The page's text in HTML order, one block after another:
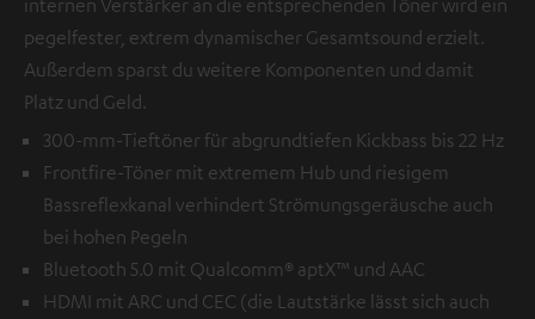
pegelfester, extrem dynamischer Gesamtsound erzielt.
Außerdem sparst du weitere Komponenten und damit
Platz und Geld.
300-mm-Tieftöner für abgrundtiefen Kickbass bis 22 Hz
Frontfire-Töner mit extremem Hub und riesigem
Bassreflexkanal verhindert Strömungsgeräusche auch
bei hohen Pegeln
Bluetooth 5.0 mit Qualcomm® aptX™ und AAC
HDMI mit ARC und CEC (die Lautstärke lässt sich auch